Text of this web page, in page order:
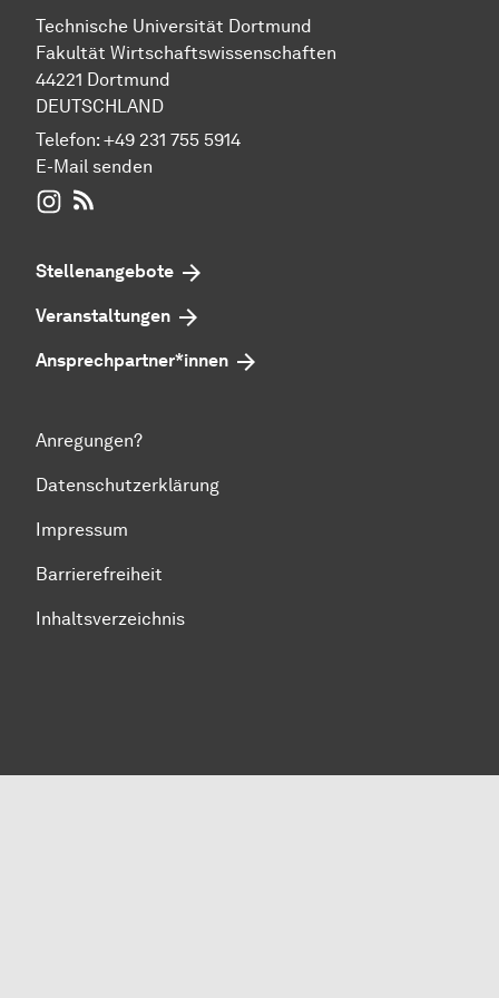
Technische Universität Dortmund
Fakultät Wirtschaftswissenschaften
44221 Dortmund
DEUTSCHLAND
Telefon: +49 231 755 5914
E-Mail senden
WIWI auf Instagram
Stellenangebote
Veranstaltungen
Ansprechpartner*innen
Anregungen?
Datenschutzerklärung
Impressum
Barrierefreiheit
Inhaltsverzeichnis